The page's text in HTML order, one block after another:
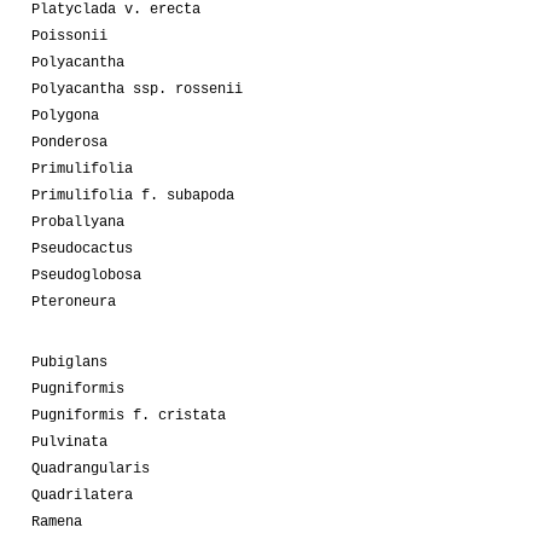
Platyclada v. erecta
Poissonii
Polyacantha
Polyacantha ssp. rossenii
Polygona
Ponderosa
Primulifolia
Primulifolia f. subapoda
Proballyana
Pseudocactus
Pseudoglobosa
Pteroneura
Pubiglans
Pugniformis
Pugniformis f. cristata
Pulvinata
Quadrangularis
Quadrilatera
Ramena